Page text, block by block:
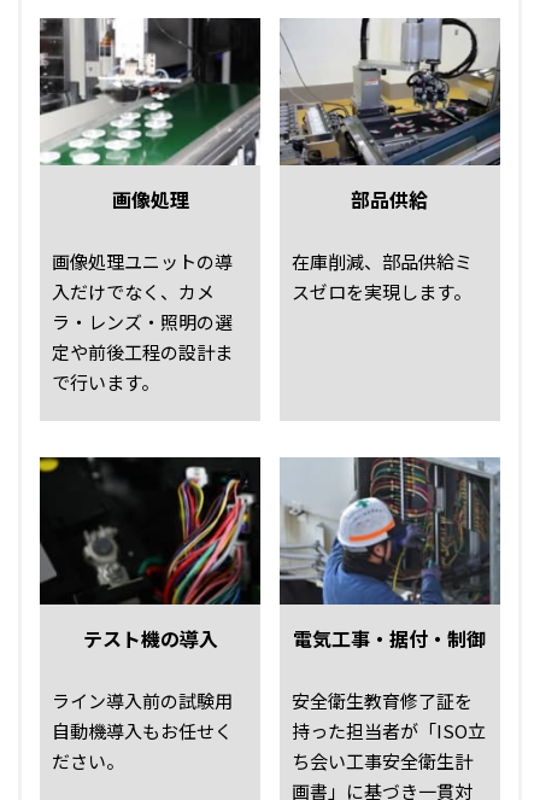
画像処理
画像処理ユニットの導
入だけでなく、カメ
ラ・レンズ・照明の選
定や前後工程の設計ま
で行います。
部品供給
在庫削減、部品供給ミ
スゼロを実現します。
テスト機の導入
ライン導入前の試験用
自動機導入もお任せく
ださい。
電気工事・据付・制御
安全衛生教育修了証を
持った担当者が「ISO立
ち会い工事安全衛生計
画書」に基づき一貫対